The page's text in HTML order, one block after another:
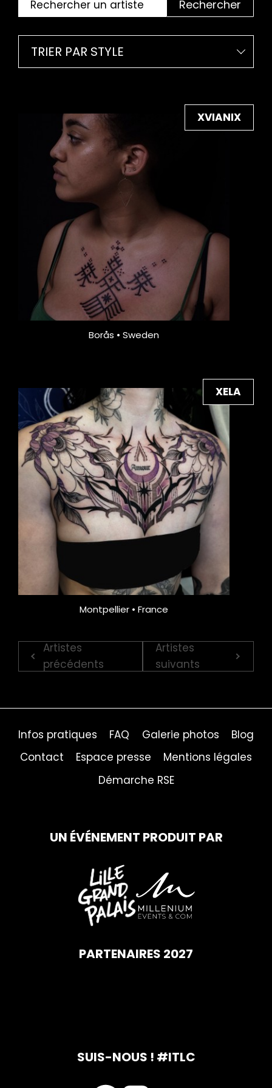
Rechercher
TRIER PAR STYLE
XVIANIX
Borås • Sweden
XELA
Montpellier • France
Artistes
précédents
Artistes
suivants
Infos pratiques FAQ Galerie photos
Blog
Contact
Espace presse
Mentions légales
Démarche RSE
UN ÉVÉNEMENT PRODUIT PAR
PARTENAIRES 2027
SUIS-NOUS ! #ITLC